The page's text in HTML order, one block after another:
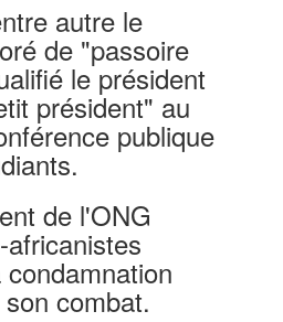
autre le
de "passoire
le président
président" au
publique
de l'ONG
combat.